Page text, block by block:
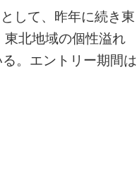
して、昨年に続き東
北地域の個性溢れ
。エントリー期間は